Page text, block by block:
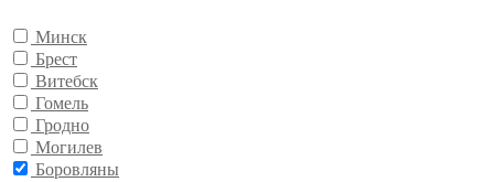
Минск
Брест
Витебск
Гомель
Гродно
Могилев
Боровляны